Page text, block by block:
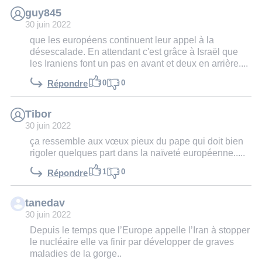
guy845
30 juin 2022
que les européens continuent leur appel à la
désescalade. En attendant c'est grâce à Israël que
les Iraniens font un pas en avant et deux en arrière....
Répondre 0 0
Tibor
30 juin 2022
ça ressemble aux vœux pieux du pape qui doit bien
rigoler quelques part dans la naïveté européenne.....
Répondre 1 0
tanedav
30 juin 2022
Depuis le temps que l’Europe appelle l’Iran à stopper
le nucléaire elle va finir par développer de graves
maladies de la gorge..